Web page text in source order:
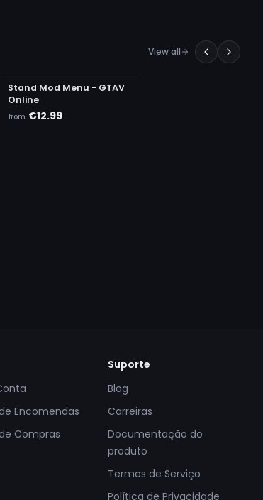
View all
Stand Mod Menu - GTAV
Online
from €12.99
Encomendas
Compras
Suporte
Blog
Carreiras
Documentação do
produto
Termos de Serviço
Política de Privacidade